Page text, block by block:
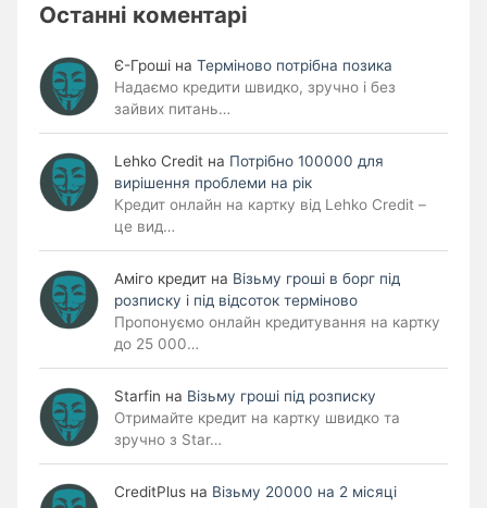
Останні коментарі
Є-Гроші на Терміново потрібна позика
Надаємо кредити швидко, зручно і без
зайвих питань…
Lehko Сredit на Потрібно 100000 для
вирішення проблеми на рік
Кредит онлайн на картку від Lehko Credit –
це вид…
Аміго кредит на Візьму гроші в борг під
розписку і під відсоток терміново
Пропонуємо онлайн кредитування на картку
до 25 000…
Starfin на Візьму гроші під розписку
Отримайте кредит на картку швидко та
зручно з Star…
CreditPlus на Візьму 20000 на 2 місяці